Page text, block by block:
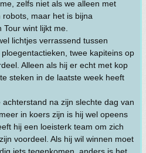
zelfs niet als we alleen met
maar het is bijna
wint lijkt me.
lichtjes verrassend tussen
twee kapiteins op
Alleen als hij er echt met kop
steken in de laatste week heeft
na zijn slechte dag van
in koers zijn is hij wel opeens
hij een loeisterk team om zich
voordeel. Als hij wil winnen moet